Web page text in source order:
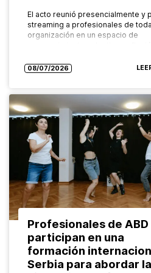
El acto reunió presencialmente y
streaming a profesionales de
organización en un espacio de
Grupo ABD ha…
08/07/2026
Profesionales de ABD
participan en una
formación
Serbia para abordar la